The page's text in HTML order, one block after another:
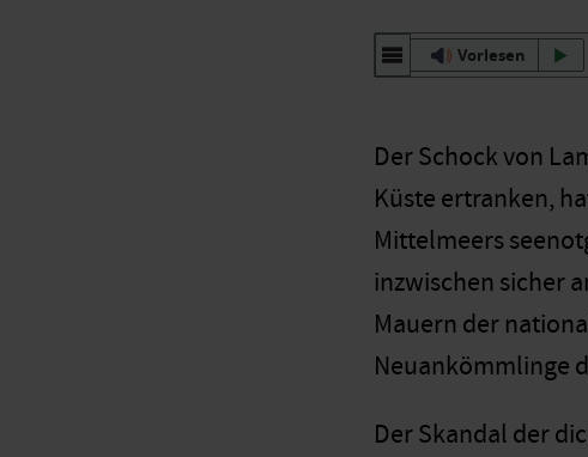
Vorlesen
Der Schock von
Küste ertranken,
Mittelmeers
inzwischen sicher
Mauern der
Neuankömmlinge
Der Skandal der